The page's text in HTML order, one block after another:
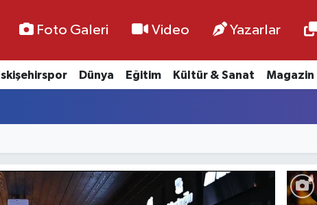
Foto Galeri Video Yazarlar
Dünya Eğitim Kültür & Sanat Magazin